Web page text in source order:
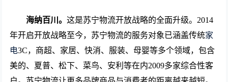
海纳百川。这是苏宁物流开放战略的全面升级。2014
年开启开放战略至今，苏宁物流的服务对象已涵盖传统家
电3C，商超、家居、快消、服装、母婴等多个领域，包含
美的、夏普、松下、菜鸟、安利等在内2009多家综合性客